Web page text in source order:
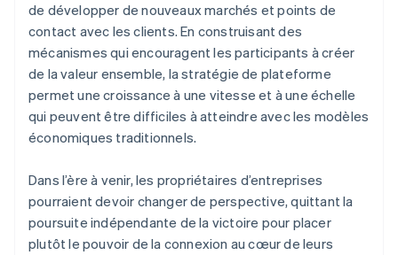
de développer de nouveaux marchés et points de
contact avec les clients. En construisant des
mécanismes qui encouragent les participants à créer
de la valeur ensemble, la stratégie de plateforme
permet une croissance à une vitesse et à une échelle
qui peuvent être difficiles à atteindre avec les modèles
économiques traditionnels.
Dans l’ère à venir, les propriétaires d’entreprises
pourraient devoir changer de perspective, quittant la
poursuite indépendante de la victoire pour placer
plutôt le pouvoir de la connexion au cœur de leurs